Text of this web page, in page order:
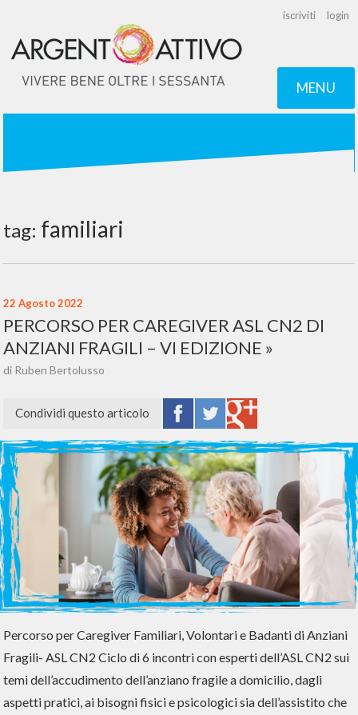
iscriviti login
MENU
tag: familiari
22 Agosto 2022
PERCORSO PER CAREGIVER ASL CN2 DI
ANZIANI FRAGILI – VI EDIZIONE
di Ruben Bertolusso
Condividi questo articolo
Percorso per Caregiver Familiari, Volontari e Badanti di Anziani
Fragili- ASL CN2 Ciclo di 6 incontri con esperti dell’ASL CN2 sui
temi dell’accudimento dell’anziano fragile a domicilio, dagli
aspetti pratici, ai bisogni fisici e psicologici sia dell’assistito che